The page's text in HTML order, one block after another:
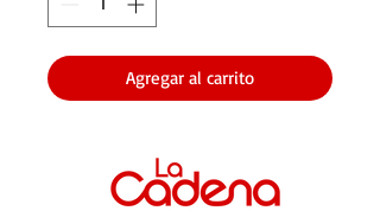
Agregar al carrito